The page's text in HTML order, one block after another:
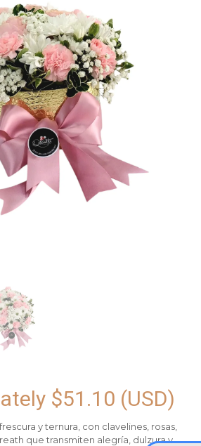
$51.10 (USD)
y ternura, con clavelines, rosas,
que transmiten alegría, dulzura y